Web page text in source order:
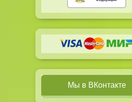
Мы в ВКонтакте